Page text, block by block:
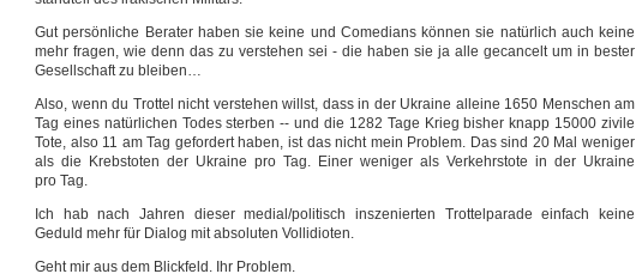
Gut per­sön­li­che Bera­ter haben sie kei­ne und Come­di­ans kön­nen sie natür­lich auch kei­ne
mehr fra­gen, wie denn das zu ver­ste­hen sei - die haben sie ja alle gecan­celt um in bes­ter
Gesell­schaft zu bleiben…
Also, wenn du Trot­tel nicht ver­ste­hen willst, dass in der Ukrai­ne allei­ne 1650 Men­schen am
Tag eines natür­li­chen Todes ster­ben -- und die 1282 Tage Krieg bis­her knapp 15000 zivi­le
Tote, also 11 am Tag gefor­dert haben, ist das nicht mein Pro­blem. Das sind 20 Mal weni­ger
als die Krebs­to­ten der Ukrai­ne pro Tag. Einer weni­ger als Ver­kehrs­to­te in der Ukrai­ne
pro Tag.
Ich hab nach Jah­ren die­ser medial/politisch insze­nier­ten Trot­tel­pa­ra­de ein­fach kei­ne
Geduld mehr für Dia­log mit abso­lu­ten Vollidioten.
Geht mir aus dem Blick­feld. Ihr Problem.